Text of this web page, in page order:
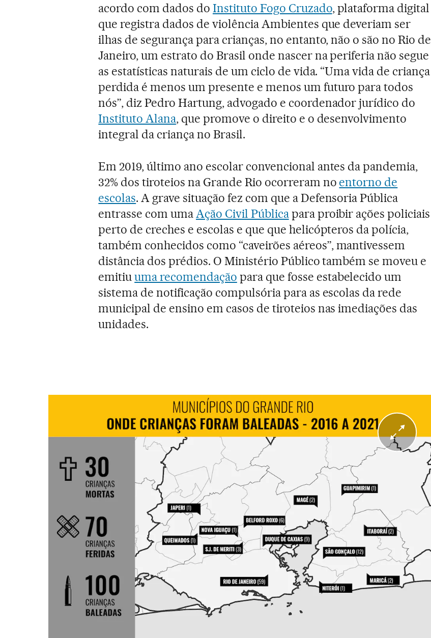
acordo com dados do Instituto Fogo Cruzado, plataforma digital
que registra dados de violência Ambientes que deveriam ser
ilhas de segurança para crianças, no entanto, não o são no Rio de
Janeiro, um estrato do Brasil onde nascer na periferia não segue
as estatísticas naturais de um ciclo de vida. “Uma vida de criança
perdida é menos um presente e menos um futuro para todos
nós”, diz Pedro Hartung, advogado e coordenador jurídico do
Instituto Alana, que promove o direito e o desenvolvimento
integral da criança no Brasil.
Em 2019, último ano escolar convencional antes da pandemia,
32% dos tiroteios na Grande Rio ocorreram no entorno de
escolas. A grave situação fez com que a Defensoria Pública
entrasse com umaAção Civil Públicapara proibir ações policiais
perto de creches e escolas e que que helicópteros da polícia,
também conhecidos como “caveirões aéreos”, mantivessem
distância dos prédios. O Ministério Público também se moveu e
emitiuuma recomendação para que fosse estabelecido um
sistema de notificação compulsória para as escolas da rede
municipal de ensino em casos de tiroteios nas imediações das
unidades.